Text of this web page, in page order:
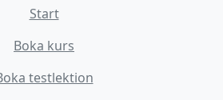
Start
Boka kurs
testlektion